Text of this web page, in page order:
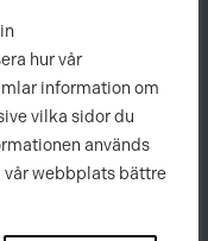
hur vår
information om
vilka sidor du
används
vår webbplats bättre